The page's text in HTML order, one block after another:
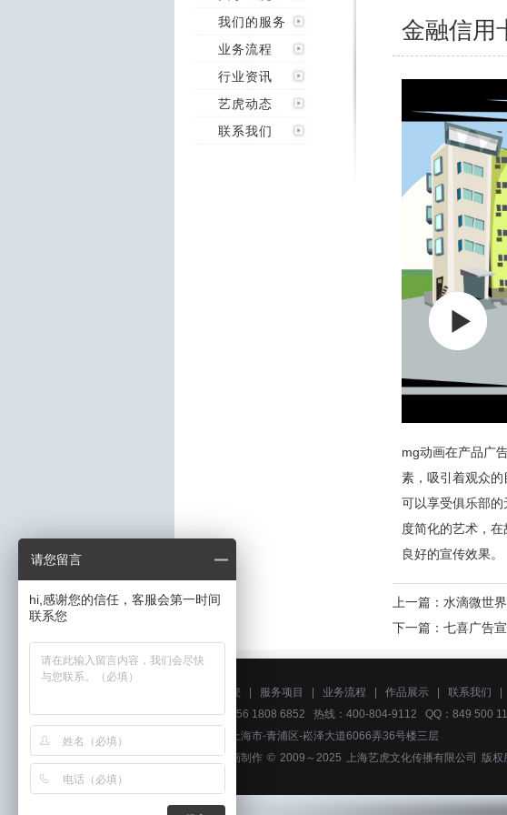
我们的服务
业务流程
行业资讯
艺虎动态
联系我们
金融信用
mg动画在产品广
素，吸引着观众
可以享受俱乐部
度简化的艺术，
良好的宣传效果。
上一篇： 水滴微世
下一篇： 七喜广告
关于艺虎 服务项目 业务流程 作品展示 联系我们
电话：156 1808 6852 热线：400-804-9112 QQ：849 500
地址：上海市-青浦区-崧泽大道6066弄36号楼三层
广州动画制作 © 2009～2025 上海艺虎文化传播有限公司 版
请您留言
hi,感谢您的信任，客服会第一时间
联系您